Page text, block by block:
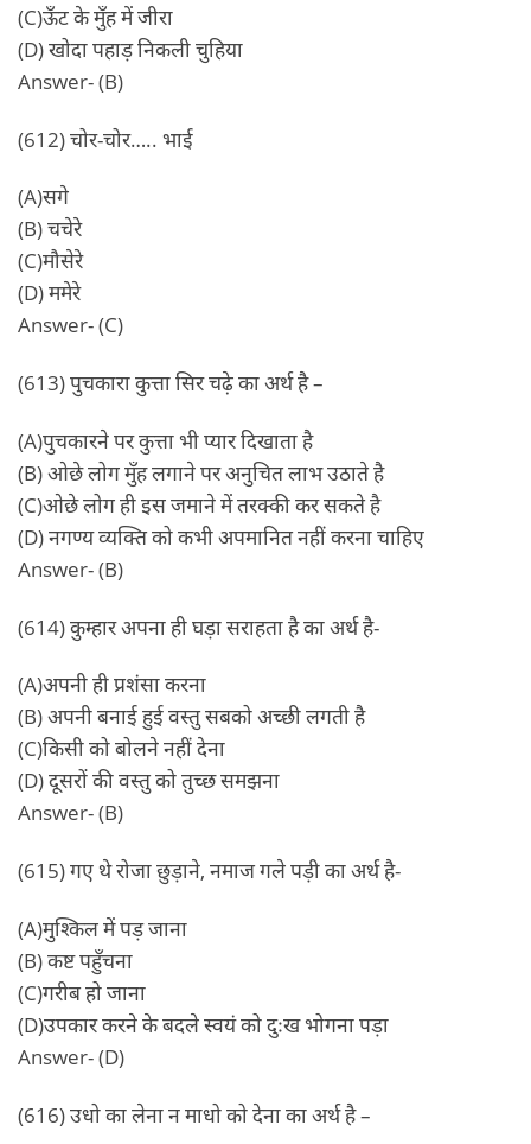
(C)ऊँट के मुँह में जीरा
(D) खोदा पहाड़ निकली चुहिया
Answer- (B)
(612) चोर-चोर….. भाई
(A)सगे
(B) चचेरे
(C)मौसेरे
(D) ममेरे
Answer- (C)
(613) पुचकारा कुत्ता सिर चढ़े का अर्थ है –
(A)पुचकारने पर कुत्ता भी प्यार दिखाता है
(B) ओछे लोग मुँह लगाने पर अनुचित लाभ उठाते है
(C)ओछे लोग ही इस जमाने में तरक्की कर सकते है
(D) नगण्य व्यक्ति को कभी अपमानित नहीं करना चाहिए
Answer- (B)
(614) कुम्हार अपना ही घड़ा सराहता है का अर्थ है-
(A)अपनी ही प्रशंसा करना
(B) अपनी बनाई हुई वस्तु सबको अच्छी लगती है
(C)किसी को बोलने नहीं देना
(D) दूसरों की वस्तु को तुच्छ समझना
Answer- (B)
(615) गए थे रोजा छुड़ाने, नमाज गले पड़ी का अर्थ है-
(A)मुश्किल में पड़ जाना
(B) कष्ट पहुँचना
(C)गरीब हो जाना
(D)उपकार करने के बदले स्वयं को दुःख भोगना पड़ा
Answer- (D)
(616) उधो का लेना न माधो को देना का अर्थ है –